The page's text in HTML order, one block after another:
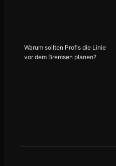
Warum sollten Profis die Linie
vor dem Bremsen planen?